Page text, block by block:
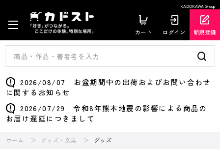
KADOKAWA Group
カート ログイン 新規登録
2026/08/07 お盆期間中の出荷およびお問い合わせ
に関するお知らせ
2026/07/29 令和8年熊本地震の影響による商品の
お届け遅延につきまして
ホーム グッズ・文具 グッズ